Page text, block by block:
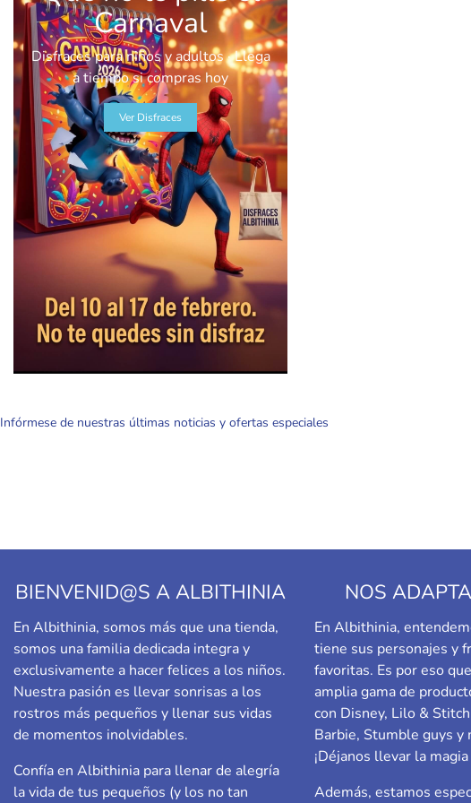
Carnaval
Disfraces para niños y adultos · Llega
a tiempo si compras hoy
Ver Disfraces
Infórmese de nuestras últimas noticias y ofertas especiales
BIENVENID@S A ALBITHINIA
En Albithinia, somos más que una tienda,
somos una familia dedicada integra y
exclusivamente a hacer felices a los niños.
Nuestra pasión es llevar sonrisas a los
rostros más pequeños y llenar sus vidas
de momentos inolvidables.
Confía en Albithinia para llenar de alegría
la vida de tus pequeños (y los no tan
NOS
En Albithinia,
tiene sus personajes y
favoritas. Es por eso
amplia gama de
con Disney, Lilo &
Barbie, Stumble guys y
¡Déjanos llevar la
Además, estamos